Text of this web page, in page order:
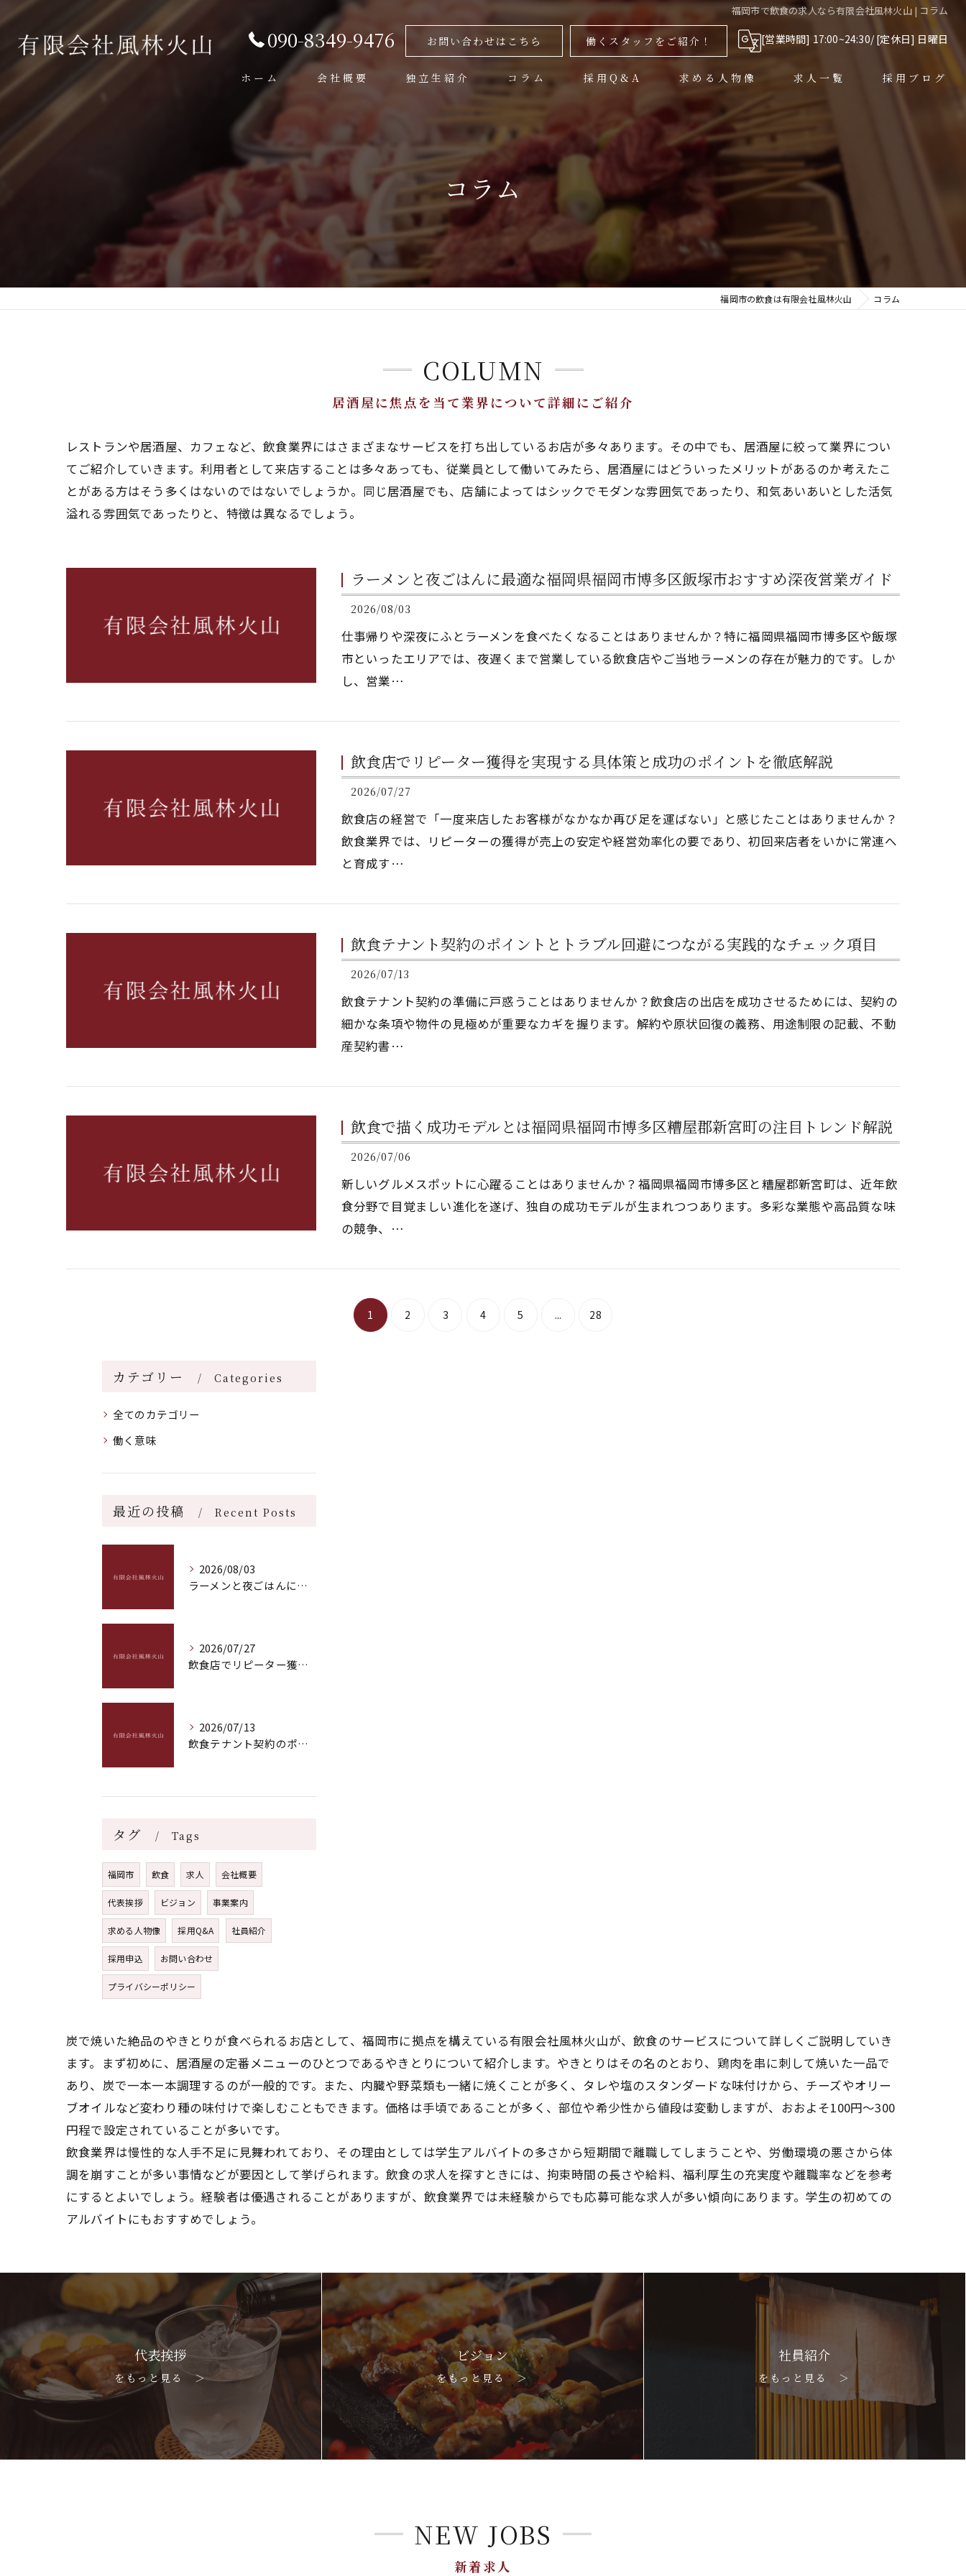
福岡市で飲食の求人なら有限会社風林火山 | コラム
090-8349-9476 お問い合わせはこちら 働くスタッフをご紹介！ [営業時間] 17:00~24:30/ [定休日] 日曜日
ホーム 会社概要
代表挨拶
事業案内
独立生紹介 コラム 採用Q&A 求める人物像 求人一覧 採用ブログ
コラム
福岡市の飲食は有限会社風林火山 コラム
COLUMN
居酒屋に焦点を当て業界について詳細にご紹介
レストランや居酒屋、カフェなど、飲食業界にはさまざまなサービスを打ち出しているお店が多々あります。その中でも、居酒屋に絞って業界につい
てご紹介していきます。利用者として来店することは多々あっても、従業員として働いてみたら、居酒屋にはどういったメリットがあるのか考えたこ
とがある方はそう多くはないのではないでしょうか。同じ居酒屋でも、店舗によってはシックでモダンな雰囲気であったり、和気あいあいとした活気
溢れる雰囲気であったりと、特徴は異なるでしょう。
ラーメンと夜ごはんに最適な福岡県福岡市博多区飯塚市おすすめ深夜営業ガイド
2026/08/03
仕事帰りや深夜にふとラーメンを食べたくなることはありませんか？特に福岡県福岡市博多区や飯塚
市といったエリアでは、夜遅くまで営業している飲食店やご当地ラーメンの存在が魅力的です。しか
し、営業…
飲食店でリピーター獲得を実現する具体策と成功のポイントを徹底解説
2026/07/27
飲食店の経営で「一度来店したお客様がなかなか再び足を運ばない」と感じたことはありませんか？
飲食業界では、リピーターの獲得が売上の安定や経営効率化の要であり、初回来店者をいかに常連へ
と育成す…
飲食テナント契約のポイントとトラブル回避につながる実践的なチェック項目
2026/07/13
飲食テナント契約の準備に戸惑うことはありませんか？飲食店の出店を成功させるためには、契約の
細かな条項や物件の見極めが重要なカギを握ります。解約や原状回復の義務、用途制限の記載、不動
産契約書…
飲食で描く成功モデルとは福岡県福岡市博多区糟屋郡新宮町の注目トレンド解説
2026/07/06
新しいグルメスポットに心躍ることはありませんか？福岡県福岡市博多区と糟屋郡新宮町は、近年飲
食分野で目覚ましい進化を遂げ、独自の成功モデルが生まれつつあります。多彩な業態や高品質な味
の競争、…
1 2 3 4 5 ... 28
カテゴリー Categories
全てのカテゴリー
働く意味
最近の投稿 Recent Posts
2026/08/03
ラーメンと夜ごはんに最適な福岡県福岡市博多区飯塚市おすすめ深夜営業ガイド
2026/07/27
飲食店でリピーター獲得を実現する具体策と成功のポイントを徹底解説
2026/07/13
飲食テナント契約のポイントとトラブル回避につながる実践的なチェック項目
タグ Tags
福岡市 飲食 求人 会社概要
代表挨拶 ビジョン 事業案内
求める人物像 採用Q&A 社員紹介
採用申込 お問い合わせ
プライバシーポリシー
炭で焼いた絶品のやきとりが食べられるお店として、福岡市に拠点を構えている有限会社風林火山が、飲食のサービスについて詳しくご説明していき
ます。まず初めに、居酒屋の定番メニューのひとつであるやきとりについて紹介します。やきとりはその名のとおり、鶏肉を串に刺して焼いた一品で
あり、炭で一本一本調理するのが一般的です。また、内臓や野菜類も一緒に焼くことが多く、タレや塩のスタンダードな味付けから、チーズやオリー
ブオイルなど変わり種の味付けで楽しむこともできます。価格は手頃であることが多く、部位や希少性から値段は変動しますが、おおよそ100円～300
円程で設定されていることが多いです。
飲食業界は慢性的な人手不足に見舞われており、その理由としては学生アルバイトの多さから短期間で離職してしまうことや、労働環境の悪さから体
調を崩すことが多い事情などが要因として挙げられます。飲食の求人を探すときには、拘束時間の長さや給料、福利厚生の充実度や離職率などを参考
にするとよいでしょう。経験者は優遇されることがありますが、飲食業界では未経験からでも応募可能な求人が多い傾向にあります。学生の初めての
アルバイトにもおすすめでしょう。
代表挨拶
をもっと見る ＞
ビジョン
をもっと見る ＞
社員紹介
をもっと見る ＞
新着求人
NEW JOBS